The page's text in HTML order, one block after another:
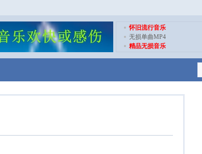
怀旧流行音乐
无损单曲MP4
精品无损音乐